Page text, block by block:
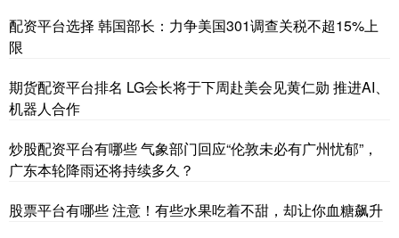
配资平台选择 韩国部长：力争美国301调查关税不超15%上
限
期货配资平台排名 LG会长将于下周赴美会见黄仁勋 推进AI、
机器人合作
炒股配资平台有哪些 气象部门回应“伦敦未必有广州忧郁”，
广东本轮降雨还将持续多久？
股票平台有哪些 注意！有些水果吃着不甜，却让你血糖飙升